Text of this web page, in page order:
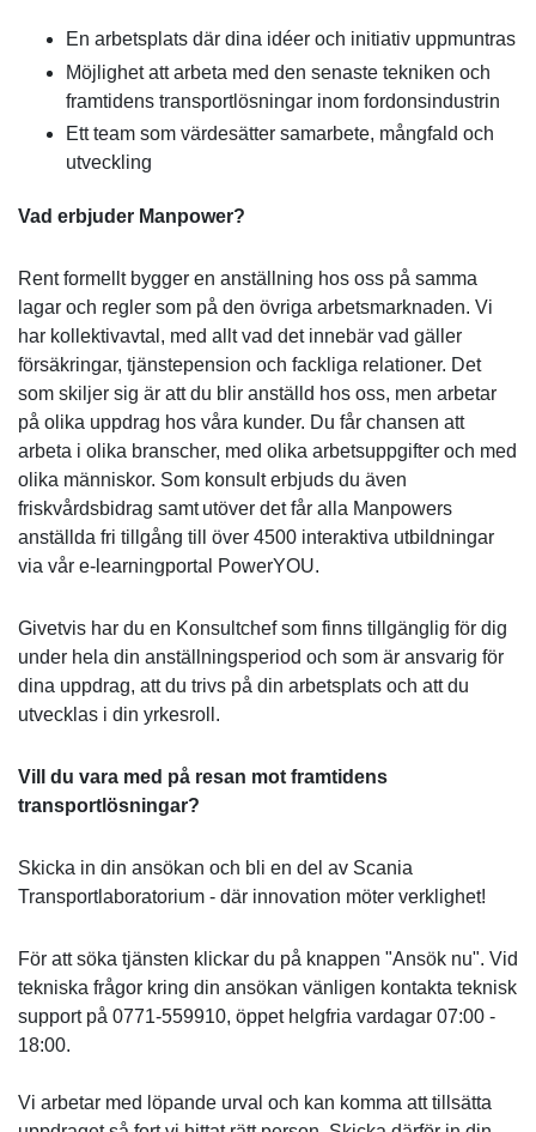
En arbetsplats där dina idéer och initiativ uppmuntras
Möjlighet att arbeta med den senaste tekniken och
framtidens transportlösningar inom fordonsindustrin
Ett team som värdesätter samarbete, mångfald och
utveckling
Vad erbjuder Manpower?
Rent formellt bygger en anställning hos oss på samma
lagar och regler som på den övriga arbetsmarknaden. Vi
har kollektivavtal, med allt vad det innebär vad gäller
försäkringar, tjänstepension och fackliga relationer. Det
som skiljer sig är att du blir anställd hos oss, men arbetar
på olika uppdrag hos våra kunder. Du får chansen att
arbeta i olika branscher, med olika arbetsuppgifter och med
olika människor. Som konsult erbjuds du även
friskvårdsbidrag samt utöver det får alla Manpowers
anställda fri tillgång till över 4500 interaktiva utbildningar
via vår e-learningportal PowerYOU.
Givetvis har du en Konsultchef som finns tillgänglig för dig
under hela din anställningsperiod och som är ansvarig för
dina uppdrag, att du trivs på din arbetsplats och att du
utvecklas i din yrkesroll.
Vill du vara med på resan mot framtidens
transportlösningar?
Skicka in din ansökan och bli en del av Scania
Transportlaboratorium - där innovation möter verklighet!
För att söka tjänsten klickar du på knappen "Ansök nu". Vid
tekniska frågor kring din ansökan vänligen kontakta teknisk
support på 0771-559910, öppet helgfria vardagar 07:00 -
18:00.
Vi arbetar med löpande urval och kan komma att tillsätta